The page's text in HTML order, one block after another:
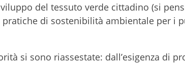
del tessuto verde cittadino (si
pratiche di sostenibilità ambientale per i
si sono riassestate: dall’esigenza di